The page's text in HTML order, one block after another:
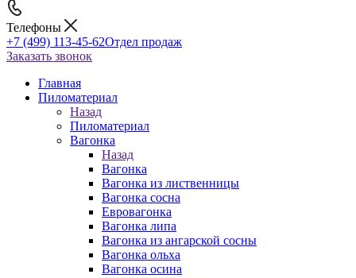
Телефоны
+7 (499) 113-45-62Отдел продаж
Заказать звонок
Главная
Пиломатериал
Назад
Пиломатериал
Вагонка
Назад
Вагонка
Вагонка из лиственницы
Вагонка сосна
Евровагонка
Вагонка липа
Вагонка из ангарской сосны
Вагонка ольха
Вагонка осина